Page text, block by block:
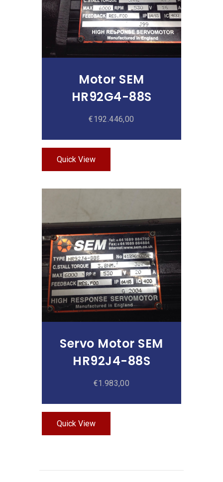
Motor SEM
HR92G4-88S
€192.446,00
Quick View
Añadir Al Carrito
Servo Motor SEM
HR92J4-88S
€1.983,00
Quick View